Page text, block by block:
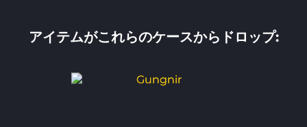
アイテムがこれらのケースからドロップ: